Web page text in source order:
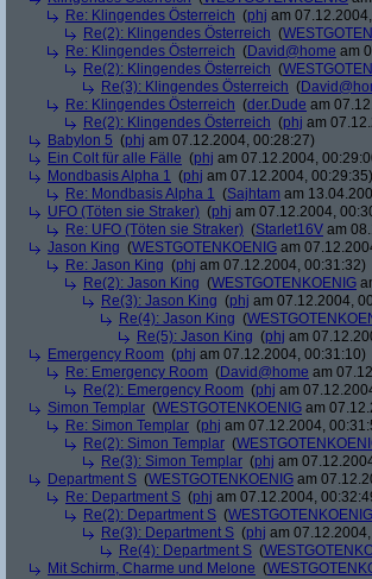
Re: Klingendes Österreich (phj am
Re(2): Klingendes Österreich (
Re: Klingendes Österreich (David@home am
Re(2): Klingendes Österreich (
Re(3): Klingendes Österreich (
Re: Klingendes Österreich (der.Dude am
Re(2): Klingendes Österreich (phj am
Babylon 5 (phj am 07.12.2004, 00:28:27)
Ein Colt für alle Fälle (phj am 07.12.2004,
Mondbasis Alpha 1 (phj am 07.12.2004, 00:29:35)
Re: Mondbasis Alpha 1 (Sajhtam am
UFO (Töten sie Straker) (phj am 07.12.2004,
Re: UFO (Töten sie Straker) (Starlet16V am
Jason King (WESTGOTENKOENIG am
Re: Jason King (phj am 07.12.2004, 00:31:32)
Re(2): Jason King (WESTGOTENKOENIG
Re(3): Jason King (phj am 07.12.2004,
Re(4): Jason King (
Re(5): Jason King (phj am
Emergency Room (phj am 07.12.2004, 00:31:10)
Re: Emergency Room (David@home am
Re(2): Emergency Room (phj am
Simon Templar (WESTGOTENKOENIG am
Re: Simon Templar (phj am 07.12.2004,
Re(2): Simon Templar (
Re(3): Simon Templar (phj am
Department S (WESTGOTENKOENIG am
Re: Department S (phj am 07.12.2004,
Re(2): Department S (WESTGOTENKOENIG
Re(3): Department S (phj am
Re(4): Department S (
Mit Schirm, Charme und Melone (